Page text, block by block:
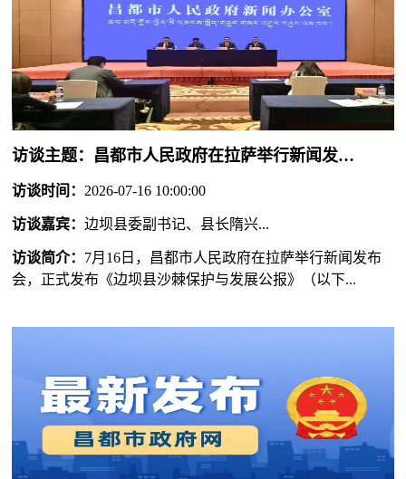
访谈主题： 昌都市人民政府在拉萨举行新闻发布会，正式发布《边坝县沙棘保护与发展公报》
访谈时间： 2026-07-16 10:00:00
访谈嘉宾：边坝县委副书记、县长隋兴...
访谈简介： 7月16日，昌都市人民政府在拉萨举行新闻发布
会，正式发布《边坝县沙棘保护与发展公报》（以下...